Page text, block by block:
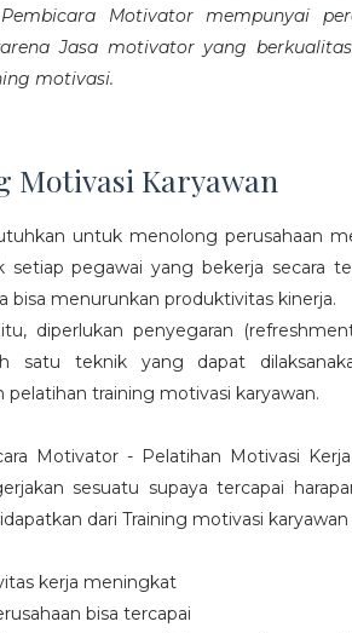
Motivator mempunyai
Jasa motivator yang
motivasi.
Motivasi Karyawan
untuk menolong perusahaan
setiap pegawai yang bekerja secara
bisa menurunkan produktivitas kinerja.
diperlukan penyegaran
satu teknik yang dapat
pelatihan training motivasi karyawan.
Motivator - Pelatihan Motivasi
sesuatu supaya tercapai
dari Training motivasi karyawan
kerja meningkat
bisa tercapai